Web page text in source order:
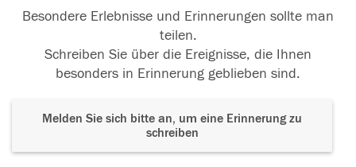
Besondere Erlebnisse und Erinnerungen sollte man
teilen.
Schreiben Sie über die Ereignisse, die Ihnen
besonders in Erinnerung geblieben sind.
Melden Sie sich bitte an, um eine Erinnerung zu
schreiben